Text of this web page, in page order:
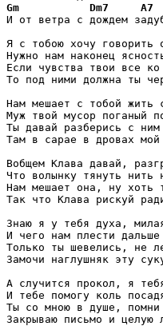
Gm
Dm7 A7
И от ветра с дождем
Я с тобою хочу говорить
Нужно нам наконец
Если чувства твои все
То под ними должна ты
Нам мешает с тобой жить
Муж твой мусор поганый
Ты давай разберись с
Там в сарае в дровах мой
Вобщем Клава давай,
Что волынку тянуть нить
Нам мешает она, ну хоть
Так что Клава рискуй
Знаю я у тебя духа,
И чего нам плести
Только ты шевелись, не
Замочи наглушняк эту
А случится прокол, я
И тебе помогу коль
Ты со мною в душе,
Закрываю письмо и целую